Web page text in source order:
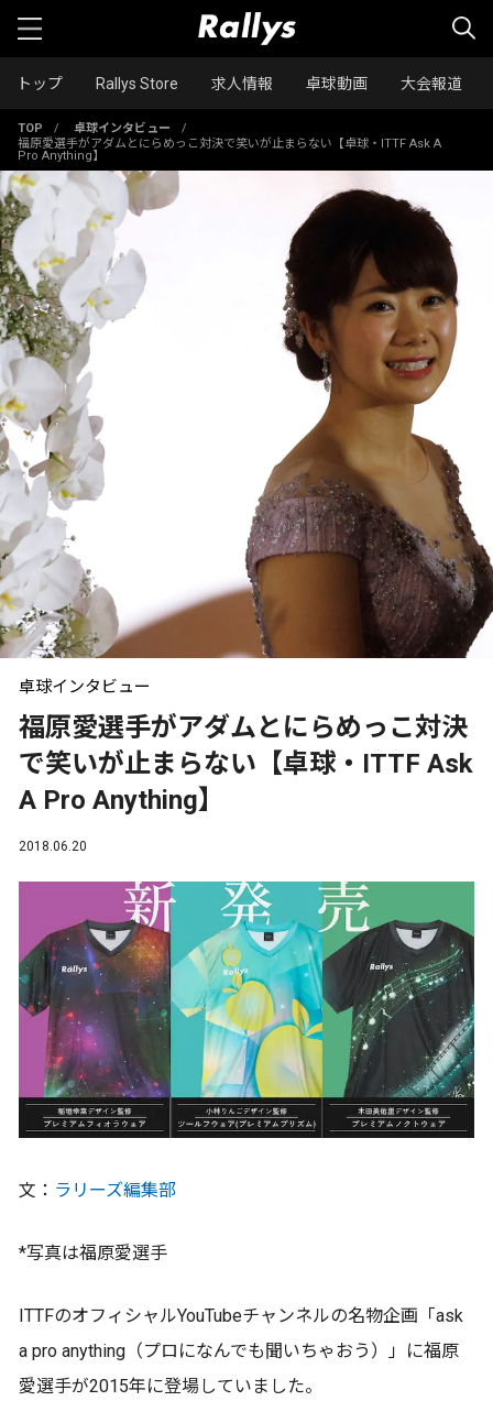
トップ Rallys Store 求人情報 卓球動画 大会報道
TOP / 卓球インタビュー
/
福原愛選手がアダムとにらめっこ対決で笑いが止まらない【卓球・ITTF Ask A
Pro Anything】
卓球インタビュー
福原愛選手がアダムとにらめっこ対決
で笑いが止まらない【卓球・ITTF Ask
A Pro Anything】
2018.06.20
文： ラリーズ編集部
*写真は福原愛選手
ITTFのオフィシャルYouTubeチャンネルの名物企画「ask
a pro anything（プロになんでも聞いちゃおう）」に福原
愛選手が2015年に登場していました。